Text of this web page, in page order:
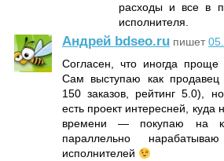
расходы и все в
исполнителя.
Андрей bdseo.ru пишет
Согласен, что иногда проще
Сам выступаю как
150 заказов, рейтинг 5.0),
есть проект интересней, куда
времени — покупаю на
параллельно
исполнителей